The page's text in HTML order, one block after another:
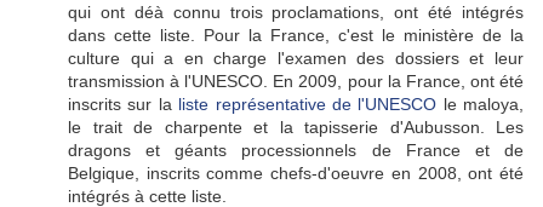
qui ont déà connu trois proclamations, ont été intégrés
dans cette liste. Pour la France, c'est le ministère de la
culture qui a en charge l'examen des dossiers et leur
transmission à l'UNESCO. En 2009, pour la France, ont été
inscrits sur la liste représentative de l'UNESCO le maloya,
le trait de charpente et la tapisserie d'Aubusson. Les
dragons et géants processionnels de France et de
Belgique, inscrits comme chefs-d'oeuvre en 2008, ont été
intégrés à cette liste.